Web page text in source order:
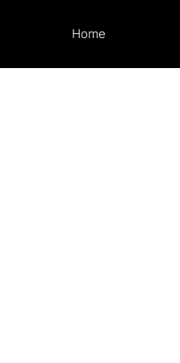
Home